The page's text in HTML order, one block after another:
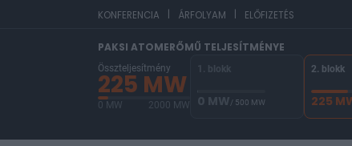
KONFERENCIA | ÁRFOLYAM | ELŐFIZETÉS
PAKSI ATOMERŐMŰ TELJESÍTMÉNYE
Összteljesítmény
225 MW
0 MW 2000 MW
1. blokk
0 MW/ 500 MW
2. blokk
225